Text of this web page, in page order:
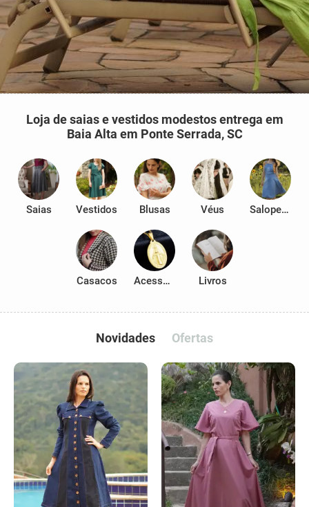
Loja de saias e vestidos modestos entrega em
Baia Alta em Ponte Serrada, SC
Saias Vestidos Blusas Véus Salopetes
Casacos Acessórios Livros
Novidades Ofertas